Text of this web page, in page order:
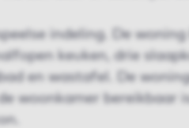
indeling. De
keuken, drie
en wastafel. De
woonkamer bereikbaar